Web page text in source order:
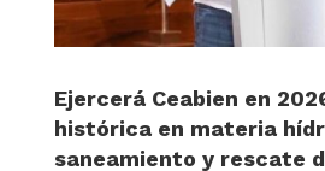
Ejercerá Ceabien en
histórica en materia
saneamiento y rescate